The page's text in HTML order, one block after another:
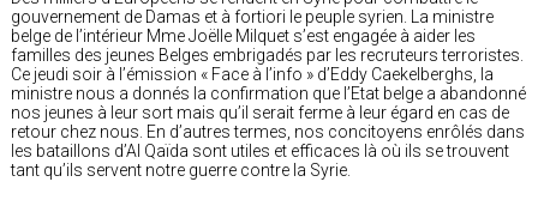
gouvernement de Damas et à fortiori le peuple syrien. La ministre
belge de l’intérieur Mme Joëlle Milquet s’est engagée à aider les
familles des jeunes Belges embrigadés par les recruteurs terroristes.
Ce jeudi soir à l’émission « Face à l’info » d’Eddy Caekelberghs, la
ministre nous a donnés la confirmation que l’Etat belge a abandonné
nos jeunes à leur sort mais qu’il serait ferme à leur égard en cas de
retour chez nous. En d’autres termes, nos concitoyens enrôlés dans
les bataillons d’Al Qaïda sont utiles et efficaces là où ils se trouvent
tant qu’ils servent notre guerre contre la Syrie.